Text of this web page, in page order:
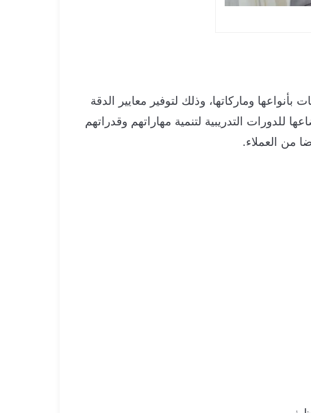
وماركاتها، وذلك لتوفير معايير الدقة
للدورات التدريبية لتنمية مهاراتهم وقدراتهم
من العملاء.